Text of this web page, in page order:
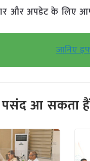
और अपडेट के लिए
जानिए
आ सकता हैं